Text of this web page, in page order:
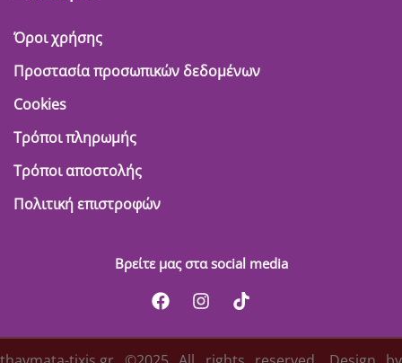
Όροι χρήσης
Προστασία προσωπικών δεδομένων
Cookies
Τρόποι πληρωμής
Τρόποι αποστολής
Πολιτική επιστροφών
Βρείτε μας στα social media